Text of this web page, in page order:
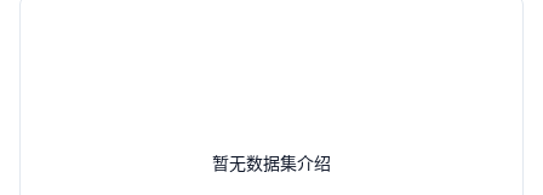
暂无数据集介绍